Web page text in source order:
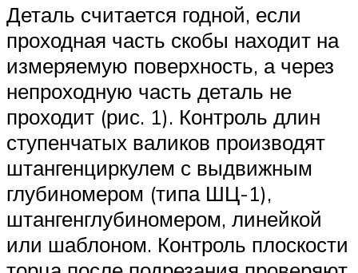
Деталь считается годной, если
проходная часть скобы находит на
измеряемую поверхность, а через
непроходную часть деталь не
проходит (рис. 1). Контроль длин
ступенчатых валиков производят
штангенциркулем с выдвижным
глубиномером (типа ШЦ-1),
штангенглубиномером, линейкой
или шаблоном. Контроль плоскости